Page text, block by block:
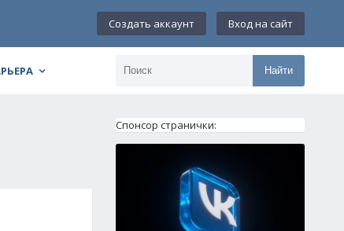
Создать аккаунт Вход на сайт
Найти
Спонсор странички: